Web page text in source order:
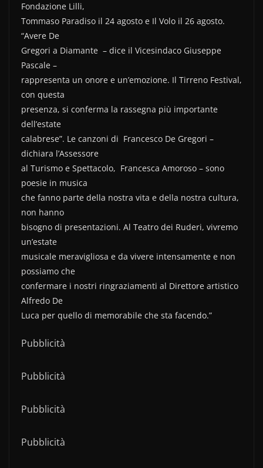
Fondazione Lilli,
Tommaso Paradiso il 24 agosto e Il Volo il 26 agosto.
“Avere De
Gregori a Diamante – dice il Vicesindaco Giuseppe
Pascale –
rappresenta un onore e un’emozione. Il Tirreno Festival,
con questa
presenza, si conferma la rassegna più importante
dell’estate
calabrese”. Le canzoni di Francesco De Gregori –
dichiara l’Assessore
al Turismo e Spettacolo, Francesca Amoroso – sono
poesie in musica
che fanno parte della nostra vita e della nostra cultura,
non hanno
bisogno di presentazioni. Al Teatro dei Ruderi, vivremo
un’estate
musicale meravigliosa e da vivere intensamente e non
possiamo che
confermare i nostri ringraziamenti al Direttore artistico
Alfredo De
Luca per quello di memorabile che sta facendo.”
Pubblicità
Pubblicità
Pubblicità
Pubblicità